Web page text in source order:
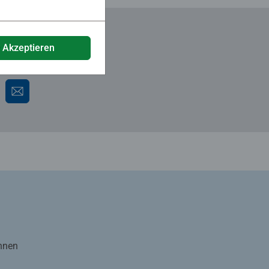
Akzeptieren